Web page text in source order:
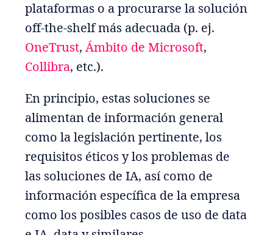
plataformas o a procurarse la solución
off-the-shelf más adecuada (p. ej.
OneTrust, Ámbito de Microsoft,
Collibra, etc.).
En principio, estas soluciones se
alimentan de información general
como la legislación pertinente, los
requisitos éticos y los problemas de
las soluciones de IA, así como de
información específica de la empresa
como los posibles casos de uso de data